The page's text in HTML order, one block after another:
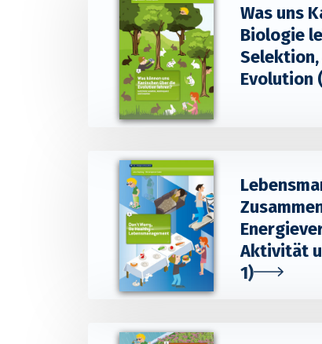
Was uns
Biologie
Evolution
Aktivität
1)